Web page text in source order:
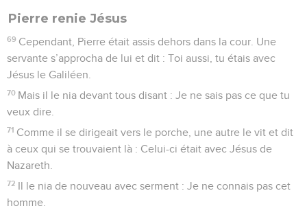
Pierre renie Jésus
69 Cependant, Pierre était assis dehors dans la cour. Une
servante s’approcha de lui et dit : Toi aussi, tu étais avec
Jésus le Galiléen.
70 Mais il le nia devant tous disant : Je ne sais pas ce que tu
veux dire.
71 Comme il se dirigeait vers le porche, une autre le vit et dit
à ceux qui se trouvaient là : Celui-ci était avec Jésus de
Nazareth.
72 Il le nia de nouveau avec serment : Je ne connais pas cet
homme.